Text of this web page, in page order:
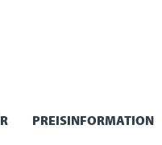
PREISINFORMATION